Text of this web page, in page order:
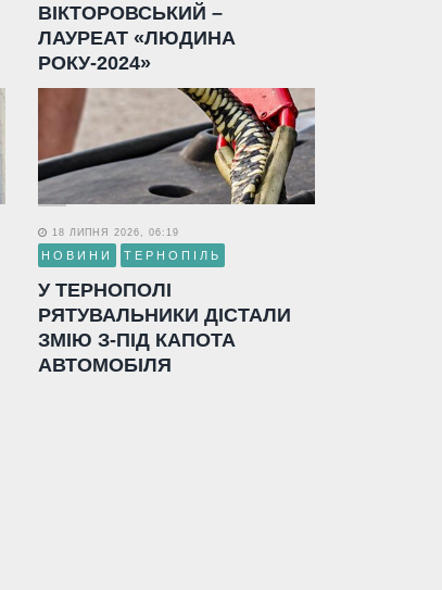
ВІКТОРОВСЬКИЙ –
ЛАУРЕАТ «ЛЮДИНА
РОКУ-2024»
18 ЛИПНЯ 2026, 06:19
НОВИНИ ТЕРНОПІЛЬ
У ТЕРНОПОЛІ
РЯТУВАЛЬНИКИ ДІСТАЛИ
ЗМІЮ З-ПІД КАПОТА
АВТОМОБІЛЯ